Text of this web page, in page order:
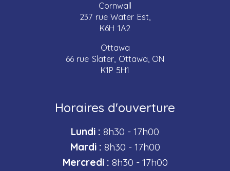
Cornwall
237 rue Water Est,
K6H 1A2
Ottawa
66 rue Slater, Ottawa, ON
K1P 5H1
Horaires d'ouverture
Lundi : 8h30 - 17h00
Mardi : 8h30 - 17h00
Mercredi : 8h30 - 17h00